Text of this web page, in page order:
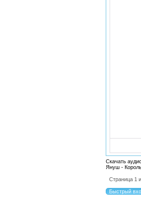
Скачать
Януш -
Страница 1